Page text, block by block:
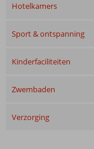
Hotelkamers
Sport & ontspanning
Kinderfaciliteiten
Zwembaden
Verzorging